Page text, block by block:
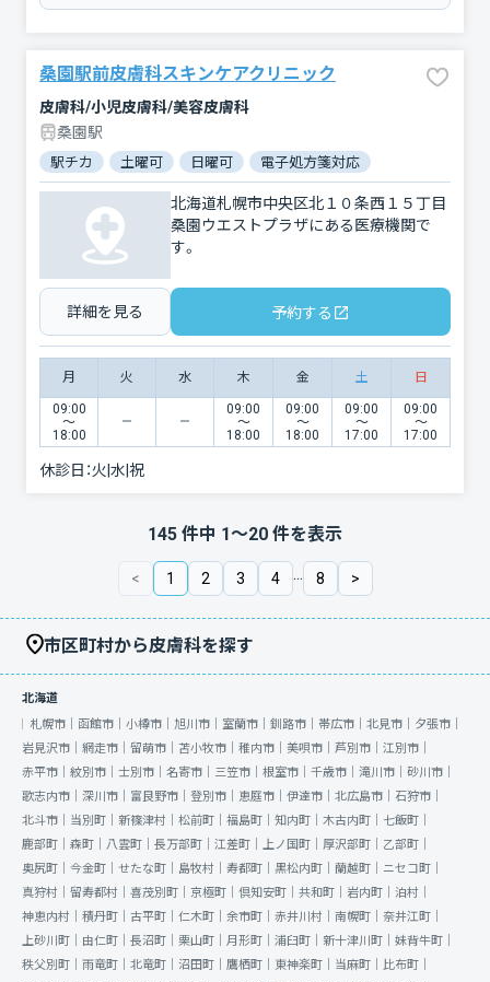
桑園駅前皮膚科スキンケアクリニック
皮膚科/小児皮膚科/美容皮膚科
桑園駅
駅チカ 土曜可 日曜可 電子処方箋対応
北海道札幌市中央区北１０条西１５丁目
桑園ウエストプラザにある医療機関で
す。
詳細を見る 予約する
月 火 水 木 金 土 日
09:00
〜
18:00
09:00
〜
18:00
09:00
〜
18:00
09:00
〜
17:00
09:00
〜
17:00
休診日：火|水|祝
145 件中 1〜20 件を表示
< 1 2 3 4 ... 8 >
市区町村から皮膚科を探す
北海道
札幌市｜ 函館市｜ 小樽市｜ 旭川市｜ 室蘭市｜ 釧路市｜ 帯広市｜ 北見市｜ 夕張市｜
岩見沢市｜ 網走市｜ 留萌市｜ 苫小牧市｜ 稚内市｜ 美唄市｜ 芦別市｜ 江別市｜
赤平市｜ 紋別市｜ 士別市｜ 名寄市｜ 三笠市｜ 根室市｜ 千歳市｜ 滝川市｜ 砂川市｜
歌志内市｜ 深川市｜ 富良野市｜ 登別市｜ 恵庭市｜ 伊達市｜ 北広島市｜ 石狩市｜
北斗市｜ 当別町｜ 新篠津村｜ 松前町｜ 福島町｜ 知内町｜ 木古内町｜ 七飯町｜
鹿部町｜ 森町｜ 八雲町｜ 長万部町｜ 江差町｜ 上ノ国町｜ 厚沢部町｜ 乙部町｜
奥尻町｜ 今金町｜ せたな町｜ 島牧村｜ 寿都町｜ 黒松内町｜ 蘭越町｜ ニセコ町｜
真狩村｜ 留寿都村｜ 喜茂別町｜ 京極町｜ 倶知安町｜ 共和町｜ 岩内町｜ 泊村｜
神恵内村｜ 積丹町｜ 古平町｜ 仁木町｜ 余市町｜ 赤井川村｜ 南幌町｜ 奈井江町｜
上砂川町｜ 由仁町｜ 長沼町｜ 栗山町｜ 月形町｜ 浦臼町｜ 新十津川町｜ 妹背牛町｜
秩父別町｜ 雨竜町｜ 北竜町｜ 沼田町｜ 鷹栖町｜ 東神楽町｜ 当麻町｜ 比布町｜